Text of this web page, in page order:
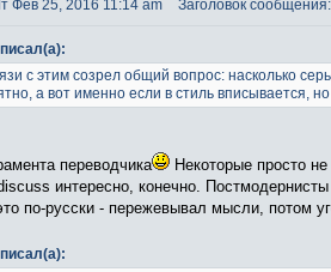
Фев 25, 2016 11:14 am Заголовок сообщения:
с этим созрел общий вопрос: насколько
а вот именно если в стиль вписывается,
переводчика
Некоторые просто
интересно, конечно.
по-русски - пережевывал мысли, потом